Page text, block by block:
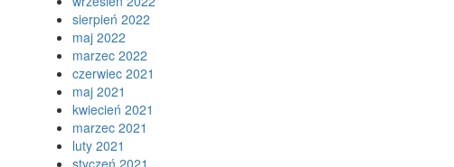
sierpień 2022
maj 2022
marzec 2022
czerwiec 2021
maj 2021
kwiecień 2021
marzec 2021
luty 2021